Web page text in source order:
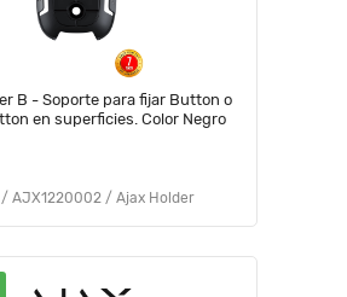
B - Soporte para fijar Button o
en superficies. Color Negro
AJX1220002 / Ajax Holder